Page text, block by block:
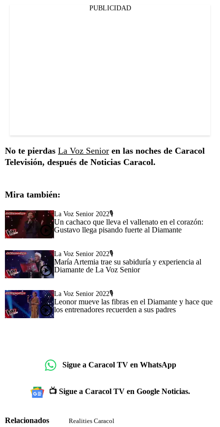
PUBLICIDAD
No te pierdas La Voz Senior en las noches de Caracol
Televisión, después de Noticias Caracol.
Mira también:
La Voz Senior 2022🎙️
Un cachaco que lleva el vallenato en el corazón:
Gustavo llega pisando fuerte al Diamante
La Voz Senior 2022🎙️
María Artemia trae su sabiduría y experiencia al
Diamante de La Voz Senior
La Voz Senior 2022🎙️
Leonor mueve las fibras en el Diamante y hace que
los entrenadores recuerden a sus padres
Sigue a Caracol TV en WhatsApp
📺 Sigue a Caracol TV en Google Noticias.
Relacionados Realities Caracol